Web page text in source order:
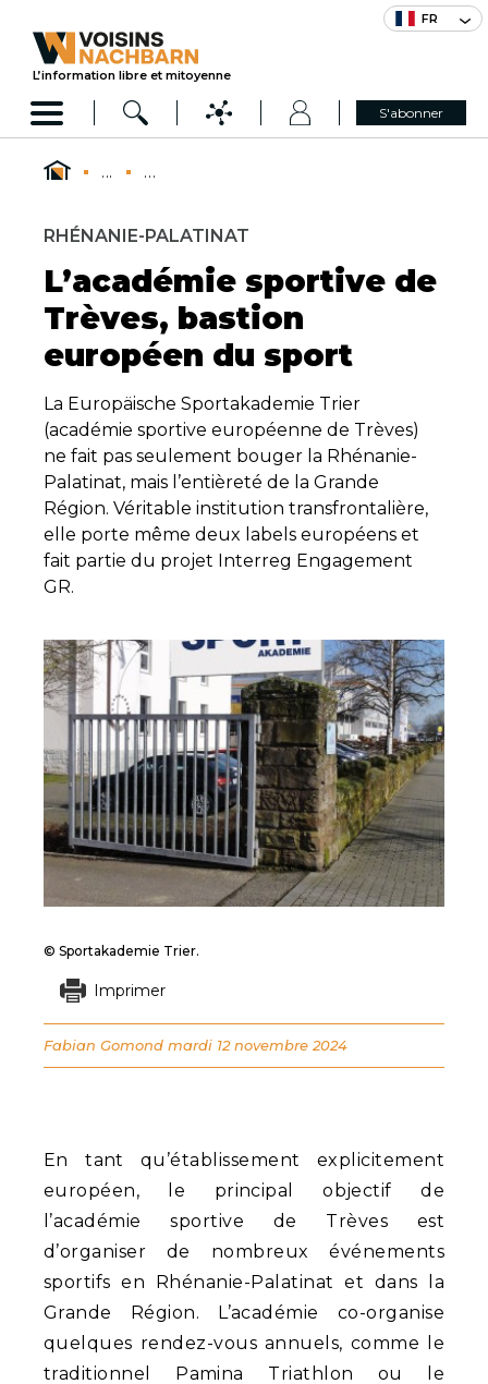
FR
L’information libre et mitoyenne
S'abonner
... ...
RHÉNANIE-PALATINAT
L’académie sportive de
Trèves, bastion
européen du sport
La Europäische Sportakademie Trier
(académie sportive européenne de Trèves)
ne fait pas seulement bouger la Rhénanie-
Palatinat, mais l’entièreté de la Grande
Région. Véritable institution transfrontalière,
elle porte même deux labels européens et
fait partie du projet Interreg Engagement
GR.
En tant qu’établissement explicitement
européen, le principal objectif de
l’académie sportive de Trèves est
d’organiser de nombreux événements
sportifs en Rhénanie-Palatinat et dans la
Grande Région. L’académie co-organise
quelques rendez-vous annuels, comme le
traditionnel Pamina Triathlon ou le
© Sportakademie Trier.
Imprimer
Fabian Gomond mardi 12 novembre 2024